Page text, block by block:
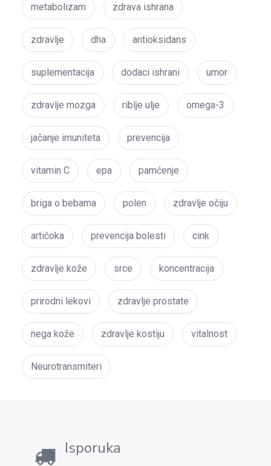
metabolizam zdrava ishrana
zdravlje dha antioksidans
suplementacija dodaci ishrani umor
zdravlje mozga riblje ulje omega-3
jačanje imuniteta prevencija
vitamin C epa pamćenje
briga o bebama polen zdravlje očiju
artičoka prevencija bolesti cink
zdravlje kože srce koncentracija
prirodni lekovi zdravlje prostate
nega kože zdravlje kostiju vitalnost
Neurotransmiteri
Isporuka